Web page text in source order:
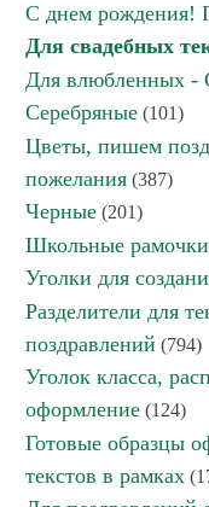
С днем рождения!
Для свадебных
Для влюбленных -
Серебряные (101)
Цветы, пишем
пожелания (387)
Черные (201)
Школьные
Уголки для
Разделители для
поздравлений (794)
Уголок класса,
оформление (124)
Готовые образцы
текстов в рамках